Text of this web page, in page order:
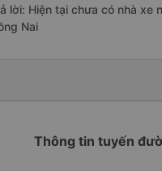
lời: Hiện tại chưa có nhà xe
Nai
Thông tin tuyến